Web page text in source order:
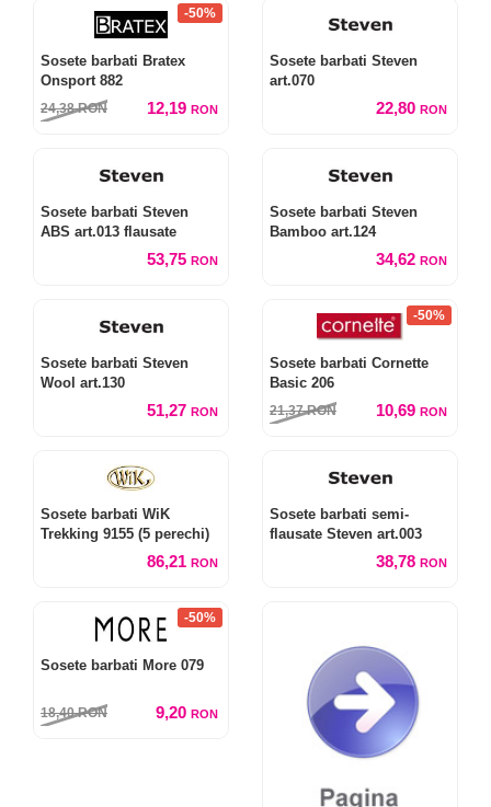
-50%
Sosete barbati Bratex
Onsport 882
24,38RON 12,19 RON
Sosete barbati Steven
art.070
22,80 RON
Sosete barbati Steven
ABS art.013 flausate
53,75 RON
Sosete barbati Steven
Bamboo art.124
34,62 RON
Sosete barbati Steven
Wool art.130
51,27 RON
-50%
Sosete barbati Cornette
Basic 206
21,37RON 10,69 RON
Sosete barbati WiK
Trekking 9155 (5 perechi)
86,21 RON
Sosete barbati semi-
flausate Steven art.003
38,78 RON
-50%
Sosete barbati More 079
18,40RON 9,20 RON